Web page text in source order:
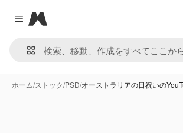
Close menu
Magnific
ホーム/ストック/PSD/オーストラリアの日祝いの